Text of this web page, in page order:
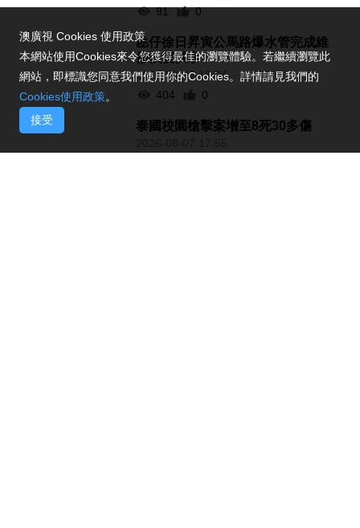
91
0
氹仔徐日昇寅公馬路爆水管完成維
修恢復供水
2026-08-07 18:04
404
0
泰國校園槍擊案增至8死30多傷
澳廣視 Cookies 使用政策
本網站使用Cookies來令您獲得最佳的瀏覽體驗。若繼續瀏覽此
網站，即標識您同意我們使用你的Cookies。詳情請見我們的
Cookies使用政策。
接受